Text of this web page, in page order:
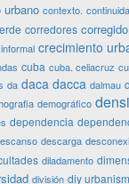
contexto.
corredores corregido
crecimiento
cuba cuba. celiacruz
da daca dacca dalmau
demográfico
dependencia
descarga
diladamento
división diy urbanism